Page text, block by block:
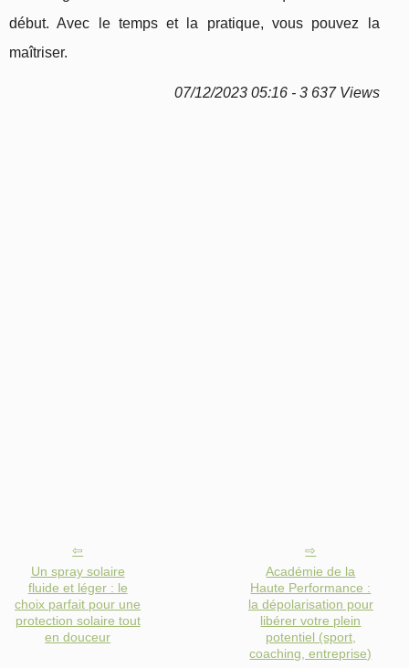
début. Avec le temps et la pratique, vous pouvez la
maîtriser.
07/12/2023 05:16 - 3 637 Views
Un spray solaire
fluide et léger : le
choix parfait pour une
protection solaire tout
en douceur
Académie de la
Haute Performance :
la dépolarisation pour
libérer votre plein
potentiel (sport,
coaching, entreprise)